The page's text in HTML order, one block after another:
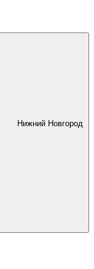
Нижний Новгород